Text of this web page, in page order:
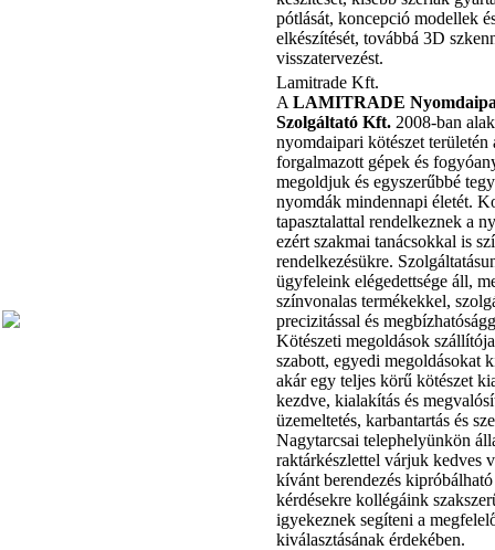
pótlását, koncepció modellek
elkészítését, továbbá 3D
visszatervezést.
Lamitrade Kft.
ALAMITRADE
Szolgáltató Kft. 2008-ban
nyomdaipari kötészet területén
forgalmazott gépek és
megoldjuk és egyszerűbbé
nyomdák mindennapi életét.
tapasztalattal rendelkeznek a
ezért szakmai tanácsokkal is
rendelkezésükre.
ügyfeleink elégedettsége áll,
színvonalas termékekkel,
precizitással és
Kötészeti megoldások
szabott, egyedi megoldásokat
akár egy teljes körű kötészet
kezdve, kialakítás és
üzemeltetés, karbantartás és
Nagytarcsai telephelyünkön
raktárkészlettel várjuk kedves
kívánt berendezés
kérdésekre kollégáink
igyekeznek segíteni a
kiválasztásának érdekében.